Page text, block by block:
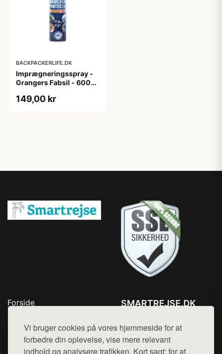
Vi bruger cookies på vores hjemmeside for at
forbedre din oplevelse, vise mere relevant
indhold og analysere trafikken. Kort sagt: for at
BACKPACKERLIFE.DK
Imprægneringsspray -
Grangers Fabsil - 600
149,00 kr
Forside
Top Rabatter
Kontakt
SMARTREJSE.DK
Mail: hej@want.dk